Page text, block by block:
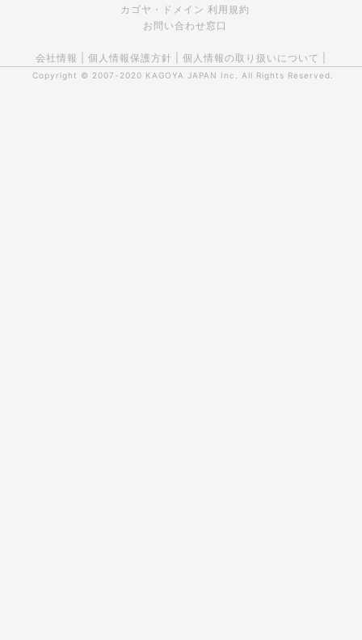
カゴヤ・ドメイン 利用規約
お問い合わせ窓口
会社情報 個人情報保護方針 個人情報の取り扱いについて
Copyright © 2007-2020 KAGOYA JAPAN Inc. All Rights Reserved.